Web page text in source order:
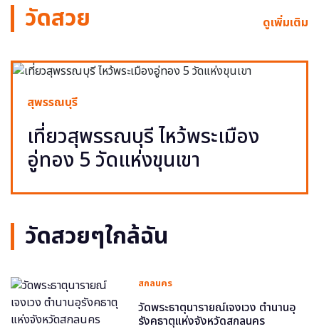
วัดสวย ดูเพิ่มเติม
สุพรรณบุรี
เที่ยวสุพรรณบุรี ไหว้พระเมือง
อู่ทอง 5 วัดแห่งขุนเขา
วัดสวยๆใกล้ฉัน
สกลนคร
วัดพระธาตุนารายณ์เจงเวง ตำนานอุ
รังคธาตุแห่งจังหวัดสกลนคร